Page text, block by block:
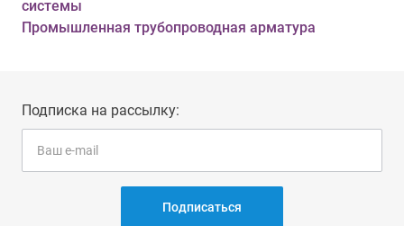
системы
Промышленная трубопроводная арматура
Подписка на рассылку:
Подписаться